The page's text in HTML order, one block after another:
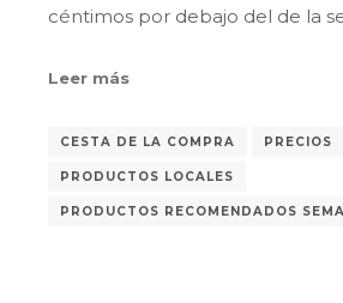
céntimos por debajo del de la
Leer más
CESTA DE LA COMPRA PRECIOS
PRODUCTOS LOCALES
PRODUCTOS RECOMENDADOS